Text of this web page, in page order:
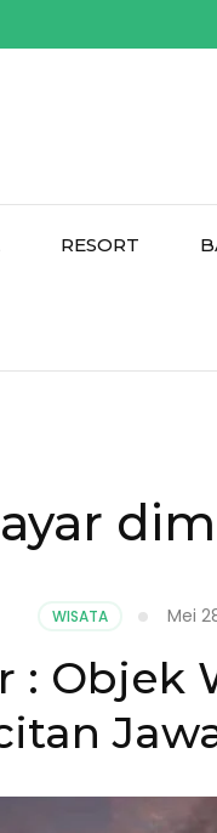
RESORT
WISATA Mei
: Objek